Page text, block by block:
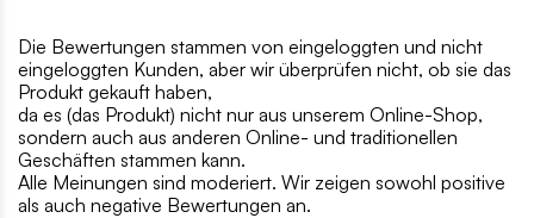
Die Bewertungen stammen von eingeloggten und nicht
eingeloggten Kunden, aber wir überprüfen nicht, ob sie das
Produkt gekauft haben,
da es (das Produkt) nicht nur aus unserem Online-Shop,
sondern auch aus anderen Online- und traditionellen
Geschäften stammen kann.
Alle Meinungen sind moderiert. Wir zeigen sowohl positive
als auch negative Bewertungen an.